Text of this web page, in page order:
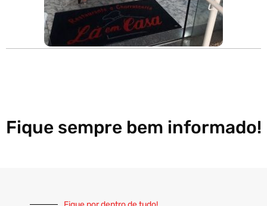
Fique sempre bem informado!